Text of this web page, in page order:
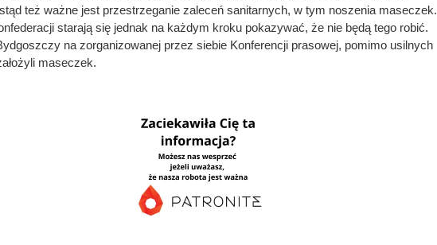
też ważne jest przestrzeganie zaleceń sanitarnych, w tym noszenia maseczek.
starają się jednak na każdym kroku pokazywać, że nie będą tego robić.
na zorganizowanej przez siebie Konferencji prasowej, pomimo usilnych
maseczek.